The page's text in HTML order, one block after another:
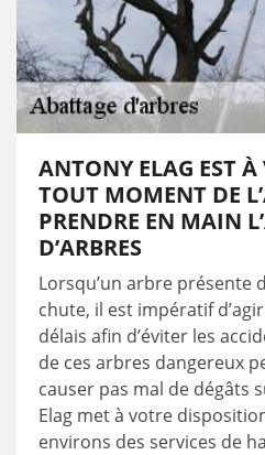
ANTONY ELAG EST À
TOUT MOMENT DE
PRENDRE EN MAIN
D’ARBRES
Lorsqu’un arbre présente
chute, il est impératif
délais afin d’éviter les
de ces arbres dangereux
causer pas mal de dégâts
Elag met à votre
environs des services de